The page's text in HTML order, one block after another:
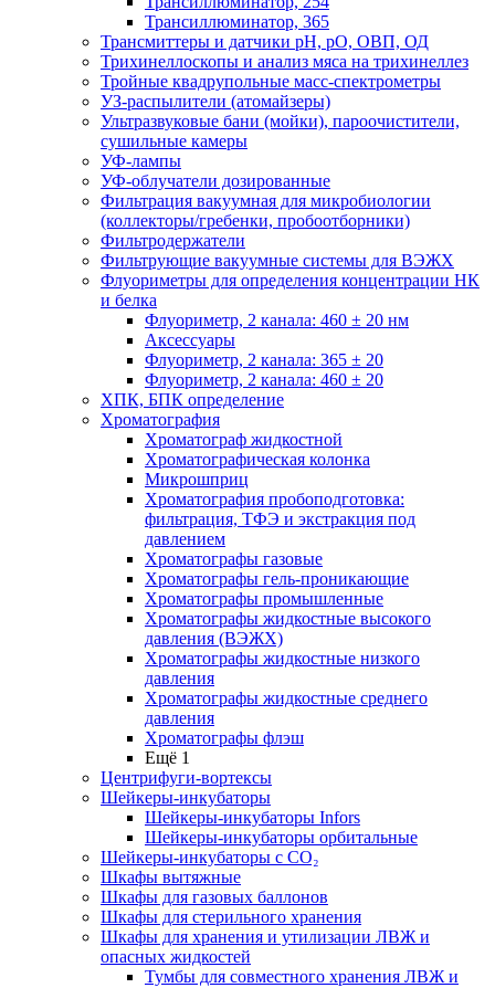
Трансиллюминатор, 365
Трансмиттеры и датчики рН, рО, ОВП, ОД
Трихинеллоскопы и анализ мяса на трихинеллез
Тройные квадрупольные масс-спектрометры
УЗ-распылители (атомайзеры)
Ультразвуковые бани (мойки), пароочистители,
сушильные камеры
УФ-лампы
УФ-облучатели дозированные
Фильтрация вакуумная для микробиологии
(коллекторы/гребенки, пробоотборники)
Фильтродержатели
Фильтрующие вакуумные системы для ВЭЖХ
Флуориметры для определения концентрации НК
и белка
Флуориметр, 2 канала: 460 ± 20 нм
Аксессуары
Флуориметр, 2 канала: 365 ± 20
Флуориметр, 2 канала: 460 ± 20
ХПК, БПК определение
Хроматография
Хроматограф жидкостной
Хроматографическая колонка
Микрошприц
Хроматография пробоподготовка:
фильтрация, ТФЭ и экстракция под
давлением
Хроматографы газовые
Хроматографы гель-проникающие
Хроматографы промышленные
Хроматографы жидкостные высокого
давления (ВЭЖХ)
Хроматографы жидкостные низкого
давления
Хроматографы жидкостные среднего
давления
Хроматографы флэш
Ещё 1
Центрифуги-вортексы
Шейкеры-инкубаторы
Шейкеры-инкубаторы Infors
Шейкеры-инкубаторы орбитальные
Шейкеры-инкубаторы с CО₂
Шкафы вытяжные
Шкафы для газовых баллонов
Шкафы для стерильного хранения
Шкафы для хранения и утилизации ЛВЖ и
опасных жидкостей
Тумбы для совместного хранения ЛВЖ и